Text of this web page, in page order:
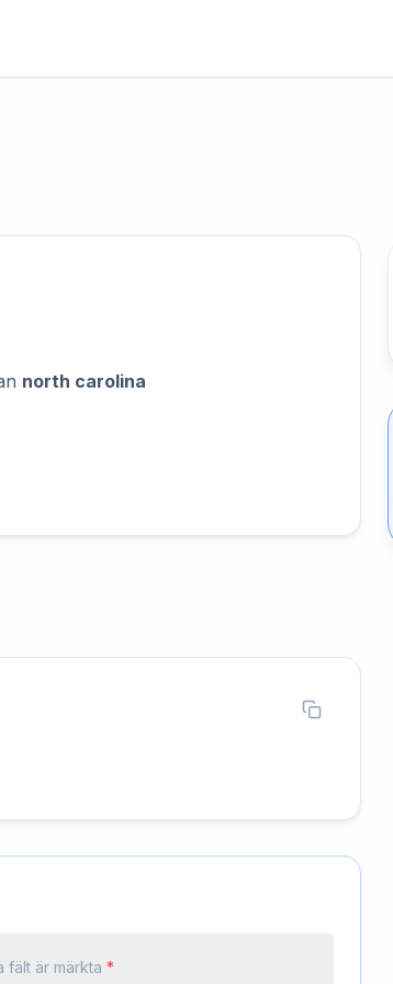
north carolina
fält är märkta *